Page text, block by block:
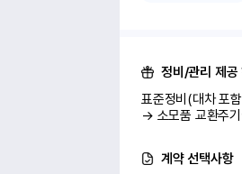
정비/관리 제공
표준정비(대차 포
→ 소모품 교환주
계약 선택사항